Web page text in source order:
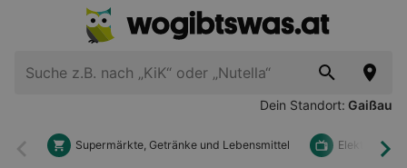
Dein Standort: Gaißau
Zurück
Supermärkte, Getränke und Lebensmittel Elektronik